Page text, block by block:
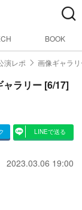
BOOK
演レポ 画像ギャラ
ラリー [6/17]
LINEで送る
2023.03.06 19:00